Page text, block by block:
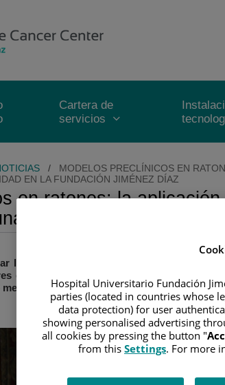
Cartera de
servicios
/ MODELOS PRECLÍNICOS EN
EN LA FUNDACIÓN JIMÉNEZ DÍAZ
en ratones: la
realidad en la
la eficacia de nuevos medicamentos
de diagnóstico, pronóstico y predicción
personalizada elaborando
Hospital Universitario Fundación
parties (located in countries whose
data protection) for user
showing personalised advertising
all cookies by pressing the button "
from this Settings. For more